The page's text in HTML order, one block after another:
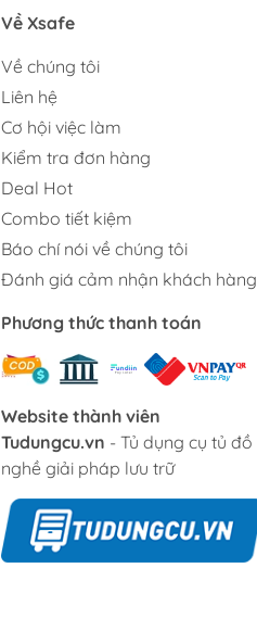
Về Xsafe
Về chúng tôi
Liên hệ
Cơ hội việc làm
Kiểm tra đơn hàng
Deal Hot
Combo tiết kiệm
Báo chí nói về chúng tôi
Đánh giá cảm nhận khách hàng
Phương thức thanh toán
Website thành viên
Tudungcu.vn - Tủ dụng cụ tủ đồ
nghề giải pháp lưu trữ